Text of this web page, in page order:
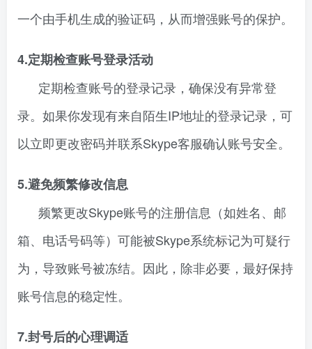
一个由手机生成的验证码，从而增强账号的保护。
4.定期检查账号登录活动
定期检查账号的登录记录，确保没有异常登
录。如果你发现有来自陌生IP地址的登录记录，可
以立即更改密码并联系Skype客服确认账号安全。
5.避免频繁修改信息
频繁更改Skype账号的注册信息（如姓名、邮
箱、电话号码等）可能被Skype系统标记为可疑行
为，导致账号被冻结。因此，除非必要，最好保持
账号信息的稳定性。
7.封号后的心理调适